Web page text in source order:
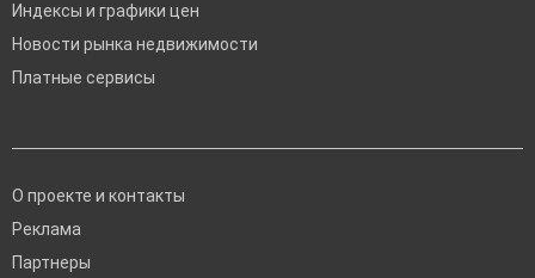
Индексы и графики цен
Новости рынка недвижимости
Платные сервисы
О проекте и контакты
Реклама
Партнеры